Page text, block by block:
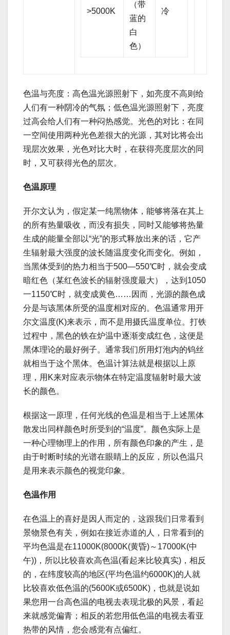
>5000K
（带
蓝的
白
色）
冷
色温与亮度：高色温光源照射下，如亮度不高则给
人们有一种阴冷的气氛；低色温光源照射下，亮度
过高会给人们有一种闷热感觉。光色的对比：在同
一空间使用两种光色差很大的光源，其对比将会出
现层次效果，光色对比大时，在获得亮度层次的同
时，又可获得光色的层次。
色温原理
开尔文认为，假定某一纯黑物体，能够将落在其上
的所有热量吸收，而没有损失，同时又能够将热量
生成的能量全部以“光”的形式释放出来的话，它产
生辐射最大强度的波长随温度变化而变化。例如，
当黑体受到的热力相当于500—550℃时，就会变成
暗红色（某红色波长的辐射强度最大），达到1050
一1150℃时，就变成黄色……因而，光源的颜色成
分是与该黑体所受的温度相对应的。色温通常用开
尔文温度(K)来表示，而不是用摄氏温度单位。打铁
过程中，黑色的铁在炉温中逐渐变成红色，这便是
黑体理论的最好例子。通常我们所用灯泡内的钨丝
就相当于这个黑体。色温计算法就是根据以上原
理，用K来对应表示物体在特定温度辐射时最大波
长的颜色。
根据这一原理，任何光线的色温是相当于上述黑体
散发出同样颜色时所受到的“温度”。颜色实际上是
一种心理物理上的作用，所有颜色印象的产生，是
由于时断时续的光谱在眼睛上的反应，所以色温只
是用来表示颜色的视觉印象。
色温作用
在色温上的喜好是因人而定的，这跟我们日常看到
景物景色有关，例如在接近赤道的人，日常看到的
平均色温是在11000K(8000K(黄昏)～17000K(中
午))，所以比较喜欢高色温(看起来比较真实)，相反
的，在纬度较高的地区(平均色温约6000K)的人就
比较喜欢低色温的(5600K或6500K)，也就是说如
果您用一台高色温的电视去表现北极的风景，看起
来就感觉偏青；相反的若您用低色温的电视去看亚
热带的风情，您会感觉有点偏红。